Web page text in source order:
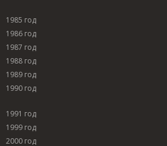
1985 год
1986 год
1987 год
1988 год
1989 год
1990 год
1991 год
1999 год
2000 год